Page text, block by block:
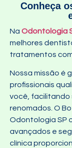
Conheça
Na Odontologia
melhores
tratamentos
Nossa missão é
profissionais
você, facilitando
renomados. O
Odontologia SP
avançados e
clínica